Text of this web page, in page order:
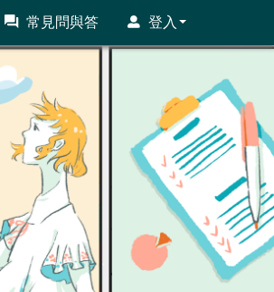
常見問與答 登入